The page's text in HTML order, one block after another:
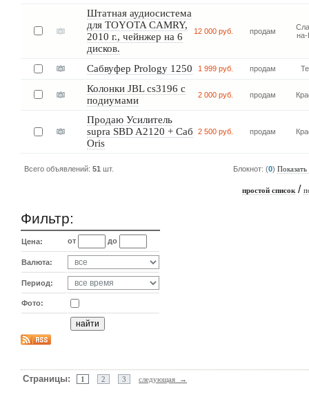
Штатная аудиосистема
для TOYOTA CAMRY,
2010 г., чейнжер на 6
дисков.
12 000 руб. продам
на-
Сабвуфер Prology 1250 1 999 руб. продам
Колонки JBL cs3196 с
подиумами
2 000 руб. продам
Продаю Усилитель
supra SBD A2120 + Саб
Oris
2 500 руб. продам
Всего объявлений: 51 шт. Блокнот: (0) Показать
простой список /
Фильтр:
Цена: от до
Валюта:
Период:
Фото:
Страницы: 1 2 3 следующая →